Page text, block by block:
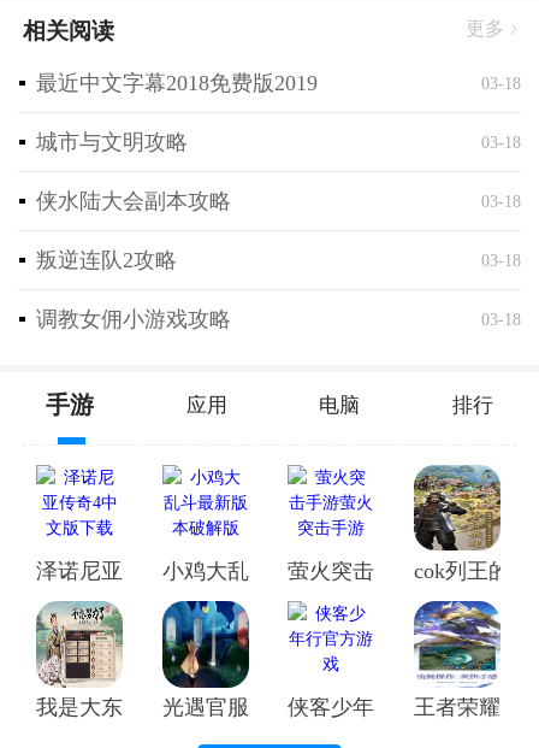
性。
迷你世界新世界版本为玩家提供了一个充满想象力和创
险，享受无尽的乐趣。哇哦，亲爱的迷你世界探险者
世界版本已经悄然降临，让我们一起揭开它的神秘面
纱，探索这个充满惊喜的虚拟世界吧！
的更新。想象你将踏上一艘小船，扬帆起航，探索那深
的海洋生物，还有隐藏在深海中的宝藏等你去发掘。
在这个版本中，你将遇到各种奇特的海洋生物，比如会
喷火的章鱼、会跳舞的海豚，还有那神秘的深海巨兽。
它们不仅会给你带来挑战，还会成为你冒险路上的伙
伴。别忘了，收集海洋生物的蛋，孵化出属于自己的海
洋宠物，让你的冒险之旅更加精彩！
自由生存：沙盒世界的无限可能
相关阅读 更多
最近中文字幕2018免费版2019 03-18
城市与文明攻略 03-18
侠水陆大会副本攻略 03-18
叛逆连队2攻略 03-18
调教女佣小游戏攻略 03-18
手游 应用 电脑 排行
泽诺尼亚传奇4中文版下载小鸡大乱斗最新版本破解版
萤火突击手游萤火突击手
cok列王的纷
我是大东家手游官方正版
光遇官服光遇官服侠客少年行官方游戏
王者荣耀官